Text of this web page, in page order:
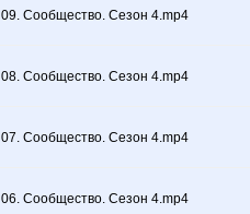
09. Сообщество. Сезон 4.mp4
08. Сообщество. Сезон 4.mp4
07. Сообщество. Сезон 4.mp4
06. Сообщество. Сезон 4.mp4